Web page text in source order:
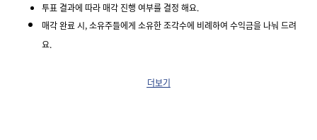
투표 결과에 따라 매각 진행 여부를 결정 해요.
매각 완료 시, 소유주들에게 소유한 조각수에 비례하여 수익금을 나눠 드려
요.
더보기